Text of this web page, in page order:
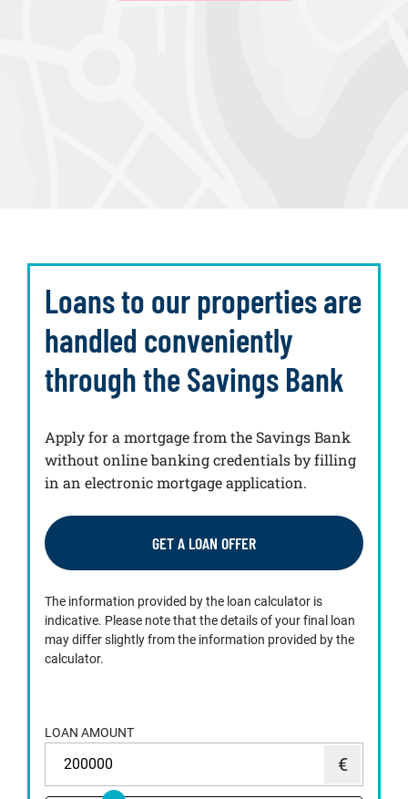
Loans to our properties are
handled conveniently
through the Savings Bank
Apply for a mortgage from the Savings Bank
without online banking credentials by filling
in an electronic mortgage application.
GET A LOAN OFFER
The information provided by the loan calculator is
indicative. Please note that the details of your final loan
may differ slightly from the information provided by the
calculator.
LOAN AMOUNT